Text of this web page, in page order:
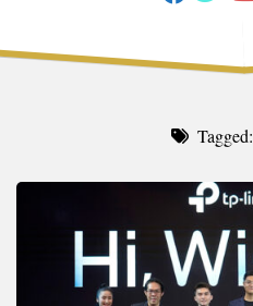
Tagged: